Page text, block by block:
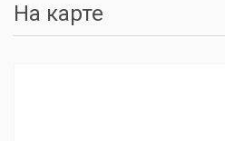
На карте